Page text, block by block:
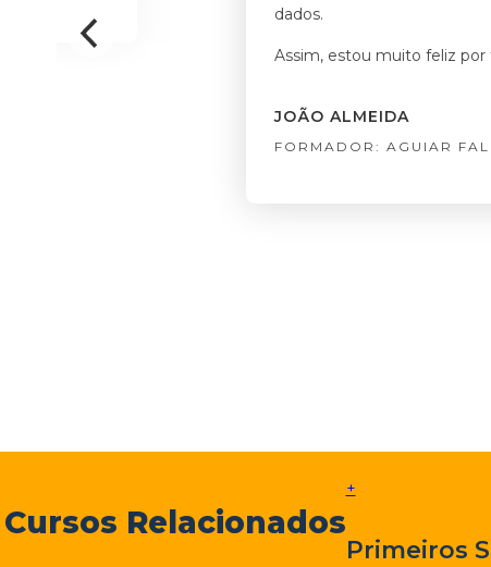
dados.
Assim, estou muito feliz por
JOÃO ALMEIDA
FORMADOR: AGUIAR
Cursos Relacionados
+
Primeiros